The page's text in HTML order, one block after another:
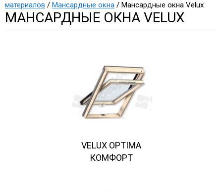
материалов / Мансардные окна / Мансардные окна Velux
МАНСАРДНЫЕ ОКНА VELUX
VELUX OPTIMA
КОМФОРТ